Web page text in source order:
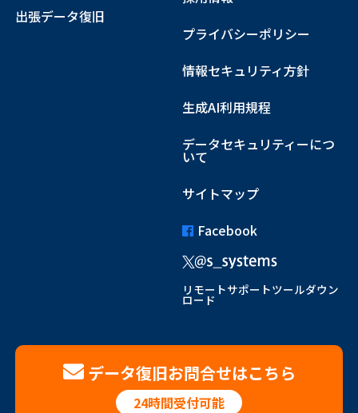
出張データ復旧
プライバシーポリシー
情報セキュリティ方針
生成AI利用規程
データセキュリティーにつ
いて
サイトマップ
Facebook
リモートサポートツールダウン
ロード
データ復旧お問合せはこちら
24時間受付可能